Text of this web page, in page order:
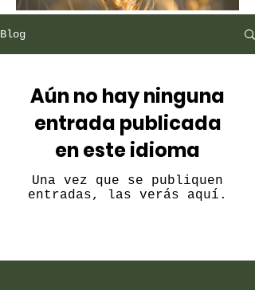
Blog
Aún no hay ninguna
entrada publicada
en este idioma
Una vez que se publiquen
entradas, las verás aquí.